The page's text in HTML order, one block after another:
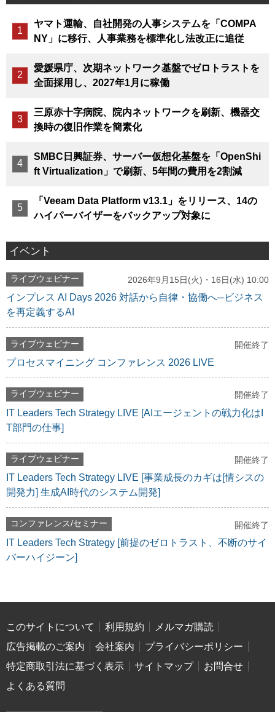
ヤマト運輸、自社開発の人事システムを「COMPA
NY」に移行、人事業務を標準化し法改正に追従
愛媛県庁、次期ネットワーク基盤でゼロトラストを
全面採用し、2027年1月に稼働
三原赤十字病院、院内ネットワークを刷新、機器交
換時の復旧作業を簡素化
SMBC日興証券、サーバー仮想化基盤を「OpenShi
ft Virtualization」で刷新、5年間の費用を2割減
「Veeam Data Platform v13.1」をリリース、14の
ハイパーバイザーをバックアップ対象に
イベント
ライブウェビナー 2026年9月15日(火)・16日(水) 10:00
インプレス AI Days 2026 対話から自律・協働へ─ビジネス
を再定義するAI
ライブウェビナー 開催終了
プロセスマイニング コンファレンス 2026 LIVE
ライブウェビナー 開催終了
IT Leaders Tech Strategy LIVE [AIエージェントの戦力化はI
T部門の仕事]
ライブウェビナー 開催終了
IT Leaders Tech Strategy LIVE [事業成長のカギは[情シスの
開発力] 生成AI時代のシステム開発]
コンファレンス/セミナー 開催終了
IT Leaders Tech Strategy [前提のゼロトラスト、不断のサイ
バーハイジーン]
このサイトについて 利用規約
メルマガ購読
広告掲載のご案内
会社案内
プライバシーポリシー
特定商取引法に基づく表示
サイトマップ
お問合せ
よくある質問